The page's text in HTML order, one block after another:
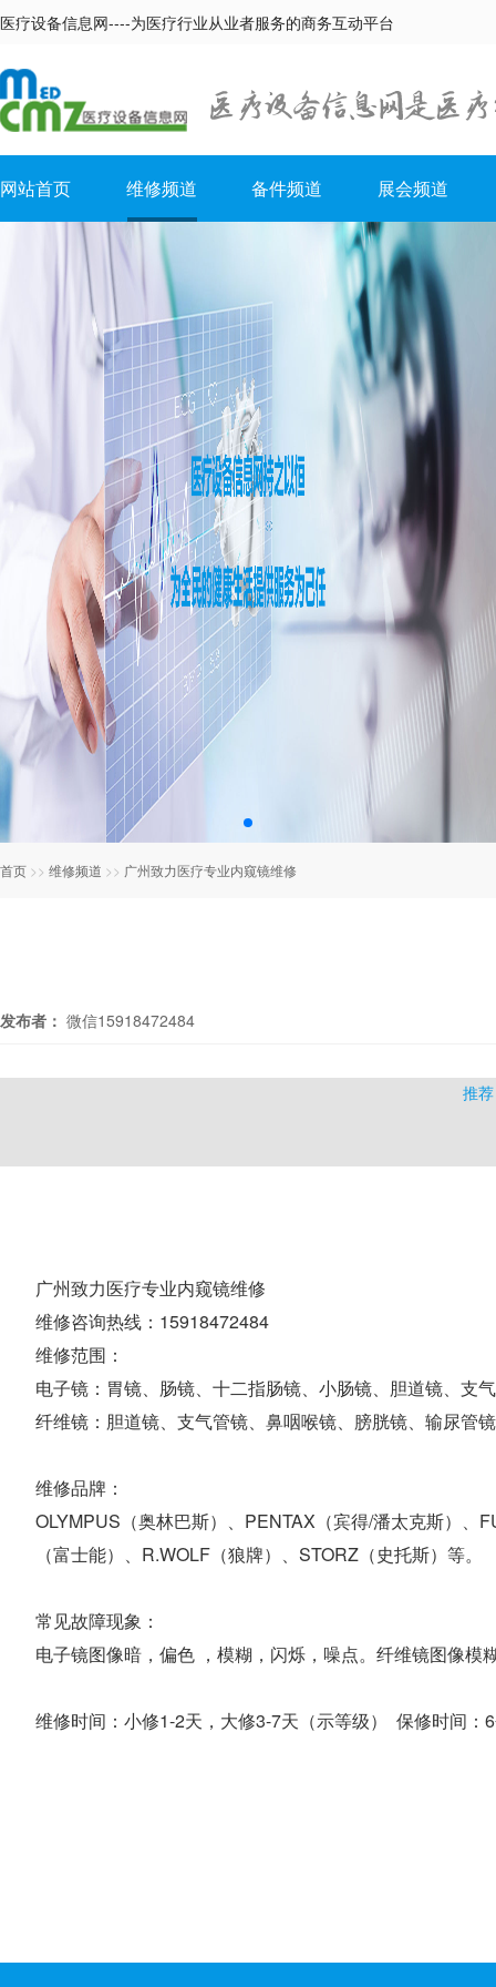
医疗设备信息网----为医疗行业从业者服务的商务互动平台
网站首页 维修频道 备件频道 展会频道
首页 >> 维修频道 >> 广州致力医疗专业内窥镜维修
发布者： 微信15918472484
推荐
广州致力医疗专业内窥镜维修
维修咨询热线：15918472484
维修范围：
电子镜：胃镜、肠镜、十二指肠镜、小肠镜、胆道镜、支
纤维镜：胆道镜、支气管镜、鼻咽喉镜、膀胱镜、输尿管
维修品牌：
OLYMPUS（奥林巴斯）、PENTAX（宾得/潘太克斯）、
（富士能）、R.WOLF（狼牌）、STORZ（史托斯）等。
常见故障现象：
电子镜图像暗，偏色 ，模糊，闪烁，噪点。纤维镜图像
维修时间：小修1-2天，大修3-7天（示等级） 保修时间：